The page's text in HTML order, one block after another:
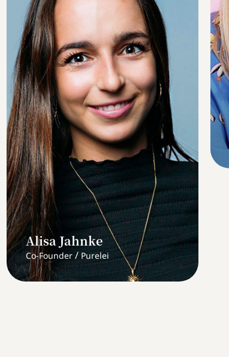
Alisa Jahnke
Co-Founder / Purelei